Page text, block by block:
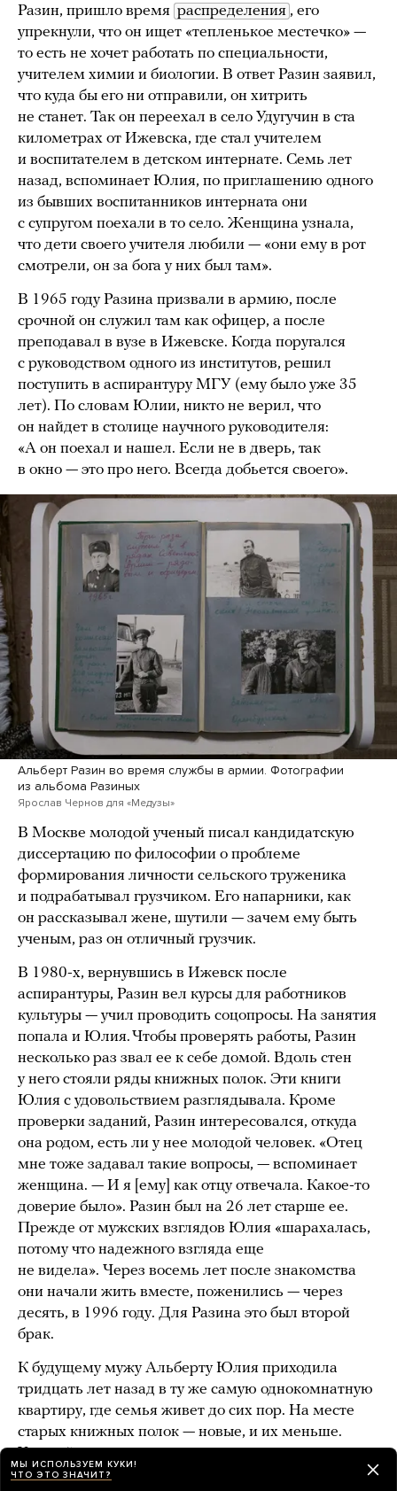
Разин, пришло время распределения , его
упрекнули, что он ищет «тепленькое местечко» —
то есть не хочет работать по специальности,
учителем химии и биологии. В ответ Разин заявил,
что куда бы его ни отправили, он хитрить
не станет. Так он переехал в село Удугучин в ста
километрах от Ижевска, где стал учителем
и воспитателем в детском интернате. Семь лет
назад, вспоминает Юлия, по приглашению одного
из бывших воспитанников интерната они
с супругом поехали в то село. Женщина узнала,
что дети своего учителя любили — «они ему в рот
смотрели, он за бога у них был там».
В 1965 году Разина призвали в армию, после
срочной он служил там как офицер, а после
преподавал в вузе в Ижевске. Когда поругался
с руководством одного из институтов, решил
поступить в аспирантуру МГУ (ему было уже 35
лет). По словам Юлии, никто не верил, что
он найдет в столице научного руководителя:
«А он поехал и нашел. Если не в дверь, так
в окно — это про него. Всегда добьется своего».
Альберт Разин во время службы в армии. Фотографии
из альбома Разиных
Ярослав Чернов для «Медузы»
В Москве молодой ученый писал кандидатскую
диссертацию по философии о проблеме
формирования личности сельского труженика
и подрабатывал грузчиком. Его напарники, как
он рассказывал жене, шутили — зачем ему быть
ученым, раз он отличный грузчик.
В 1980-х, вернувшись в Ижевск после
аспирантуры, Разин вел курсы для работников
культуры — учил проводить соцопросы. На занятия
попала и Юлия. Чтобы проверять работы, Разин
несколько раз звал ее к себе домой. Вдоль стен
у него стояли ряды книжных полок. Эти книги
Юлия с удовольствием разглядывала. Кроме
проверки заданий, Разин интересовался, откуда
она родом, есть ли у нее молодой человек. «Отец
мне тоже задавал такие вопросы, — вспоминает
женщина. — И я [ему] как отцу отвечала. Какое-то
доверие было». Разин был на 26 лет старше ее.
Прежде от мужских взглядов Юлия «шарахалась,
потому что надежного взгляда еще
не видела». Через восемь лет после знакомства
они начали жить вместе, поженились — через
десять, в 1996 году. Для Разина это был второй
брак.
К будущему мужу Альберту Юлия приходила
тридцать лет назад в ту же самую однокомнатную
квартиру, где семья живет до сих пор. На месте
старых книжных полок — новые, и их меньше.
У одной из стен стоит конструкция, похожая
на двухъярусную кровать, только вместо нижней
МЫ ИСПОЛЬЗУЕМ КУКИ!
ЧТО ЭТО ЗНАЧИТ?